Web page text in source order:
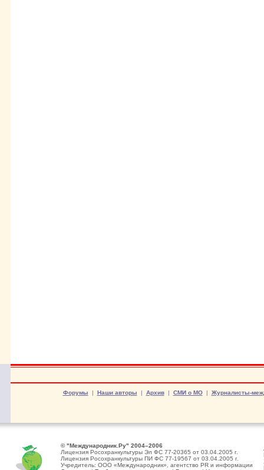
Форумы | Наши авторы | Архив| СМИ о МО| Журналисты-
© "Международник.Ру" 2004–2006
Лицензия Росохранкультуры Эл ФС 77-20365 от 03.04.2005 г.
Лицензия Росохранкультуры ПИ ФС 77-19567 от 03.04.2005 г.
Учредитель: ООО «Международник», агентство PR и информации